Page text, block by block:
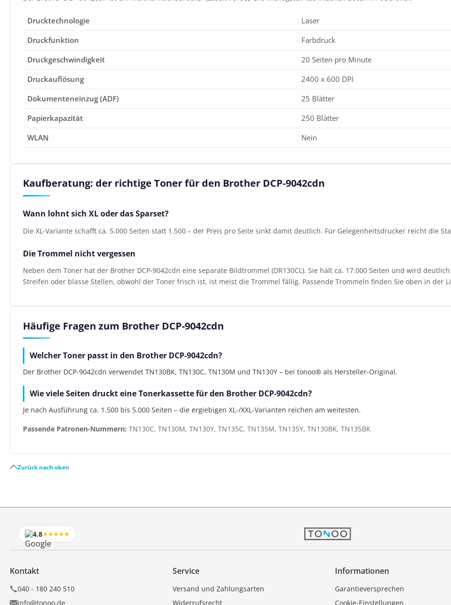
Drucktechnologie
Laser
Druckfunktion
Farbdruck
Druckgeschwindigkeit
20 Seiten pro Minute
Druckauflösung
2400 x 600 DPI
Dokumenteneinzug (ADF)
25 Blätter
Papierkapazität
250 Blätter
WLAN
Nein
Kaufberatung: der richtige Toner für den Brother DCP-9042cdn
Wann lohnt sich XL oder das Sparset?
Die XL-Variante schafft ca. 5.000 Seiten statt 1.500 – der Preis pro Seite sinkt damit deutlich. Für Gelegenheitsdrucker reicht die
Die Trommel nicht vergessen
Neben dem Toner hat der Brother DCP-9042cdn eine separate Bildtrommel (DR130CL). Sie hält ca. 17.000 Seiten und wird
Streifen oder blasse Stellen, obwohl der Toner frisch ist, ist meist die Trommel fällig. Passende Trommeln finden Sie oben in der
Häufige Fragen zum Brother DCP-9042cdn
Welcher Toner passt in den Brother DCP-9042cdn?
Der Brother DCP-9042cdn verwendet TN130BK, TN130C, TN130M und TN130Y – bei tonoo® als Hersteller-Original.
Wie viele Seiten druckt eine Tonerkassette für den Brother DCP-9042cdn?
Je nach Ausführung ca. 1.500 bis 5.000 Seiten – die ergiebigen XL-/XXL-Varianten reichen am weitesten.
Passende Patronen-Nummern: TN130C, TN130M, TN130Y, TN135C, TN135M, TN135Y, TN130BK, TN135BK
Zurück nach oben
4.8★★★★★
Kontakt
040 - 180 240 510
info@tonoo.de
Service
Versand und Zahlungsarten
Widerrufsrecht
Informationen
Garantieversprechen
Cookie-Einstellungen